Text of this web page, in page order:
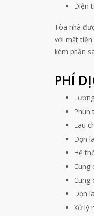
Diện
Tòa nhà
với mặt tiền
kém phần
PHÍ
Phun
Lau
Dọn
Hệ
Cung
Cung
Dọn
Xử lý